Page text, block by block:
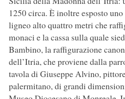
1250 circa. È inoltre esposto
ligneo alto quattro metri che
monaci e la cassa sulla quale
Bambino, la raffigurazione
dell’Itria, che proviene dalla
tavola di Giuseppe Alvino,
palermitano, di grandi